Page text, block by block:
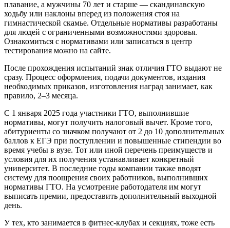
плавание, а мужчины 70 лет и старше — скандинавскую
ходьбу или наклоны вперед из положения стоя на
гимнастической скамье. Отдельные нормативы разработаны
для людей с ограниченными возможностями здоровья.
Ознакомиться с нормативами или записаться в центр
тестирования можно на сайте.
После прохождения испытаний знак отличия ГТО выдают не
сразу. Процесс оформления, подачи документов, издания
необходимых приказов, изготовления наград занимает, как
правило, 2–3 месяца.
С 1 января 2025 года участники ГТО, выполнившие
нормативы, могут получить налоговый вычет. Кроме того,
абитуриенты со значком получают от 2 до 10 дополнительных
баллов к ЕГЭ при поступлении и повышенные стипендии во
время учебы в вузе. Тот или иной перечень преимуществ и
условия для их получения устанавливает конкретный
университет. В последние годы компании также вводят
систему для поощрения своих работников, выполнивших
нормативы ГТО. На усмотрение работодателя им могут
выписать премии, предоставить дополнительный выходной
день.
У тех, кто занимается в фитнес-клубах и секциях, тоже есть